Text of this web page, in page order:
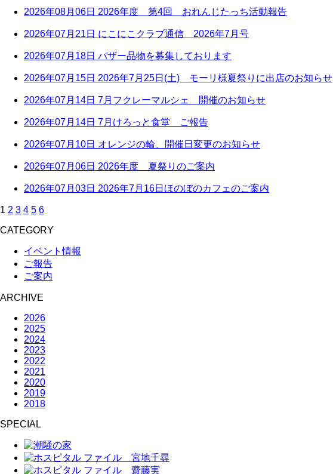
2026年08月06日 2026年度 第4回 おれんじたっち活動報告
2026年07月21日 にこにこクラブ通信 2026年7月号
2026年07月18日 バザー品物を募集しております
2026年07月15日 2026年7月25日(土) モーリ様夏祭りに出店のお知らせ
2026年07月14日 7月フクレーマルシェ 開催のお知らせ
2026年07月14日 7月けろっと食堂 ご報告
2026年07月10日 オレンジの輪、開催日変更のお知らせ
2026年07月06日 2026年度 夏祭りのご案内
2026年07月03日 2026年7月16日ほのぼのカフェのご案内
1 2 3 4 5 6
CATEGORY
イベント情報
ご報告
ご案内
ARCHIVE
2026
2025
2024
2023
2022
2021
2020
2019
2018
SPECIAL